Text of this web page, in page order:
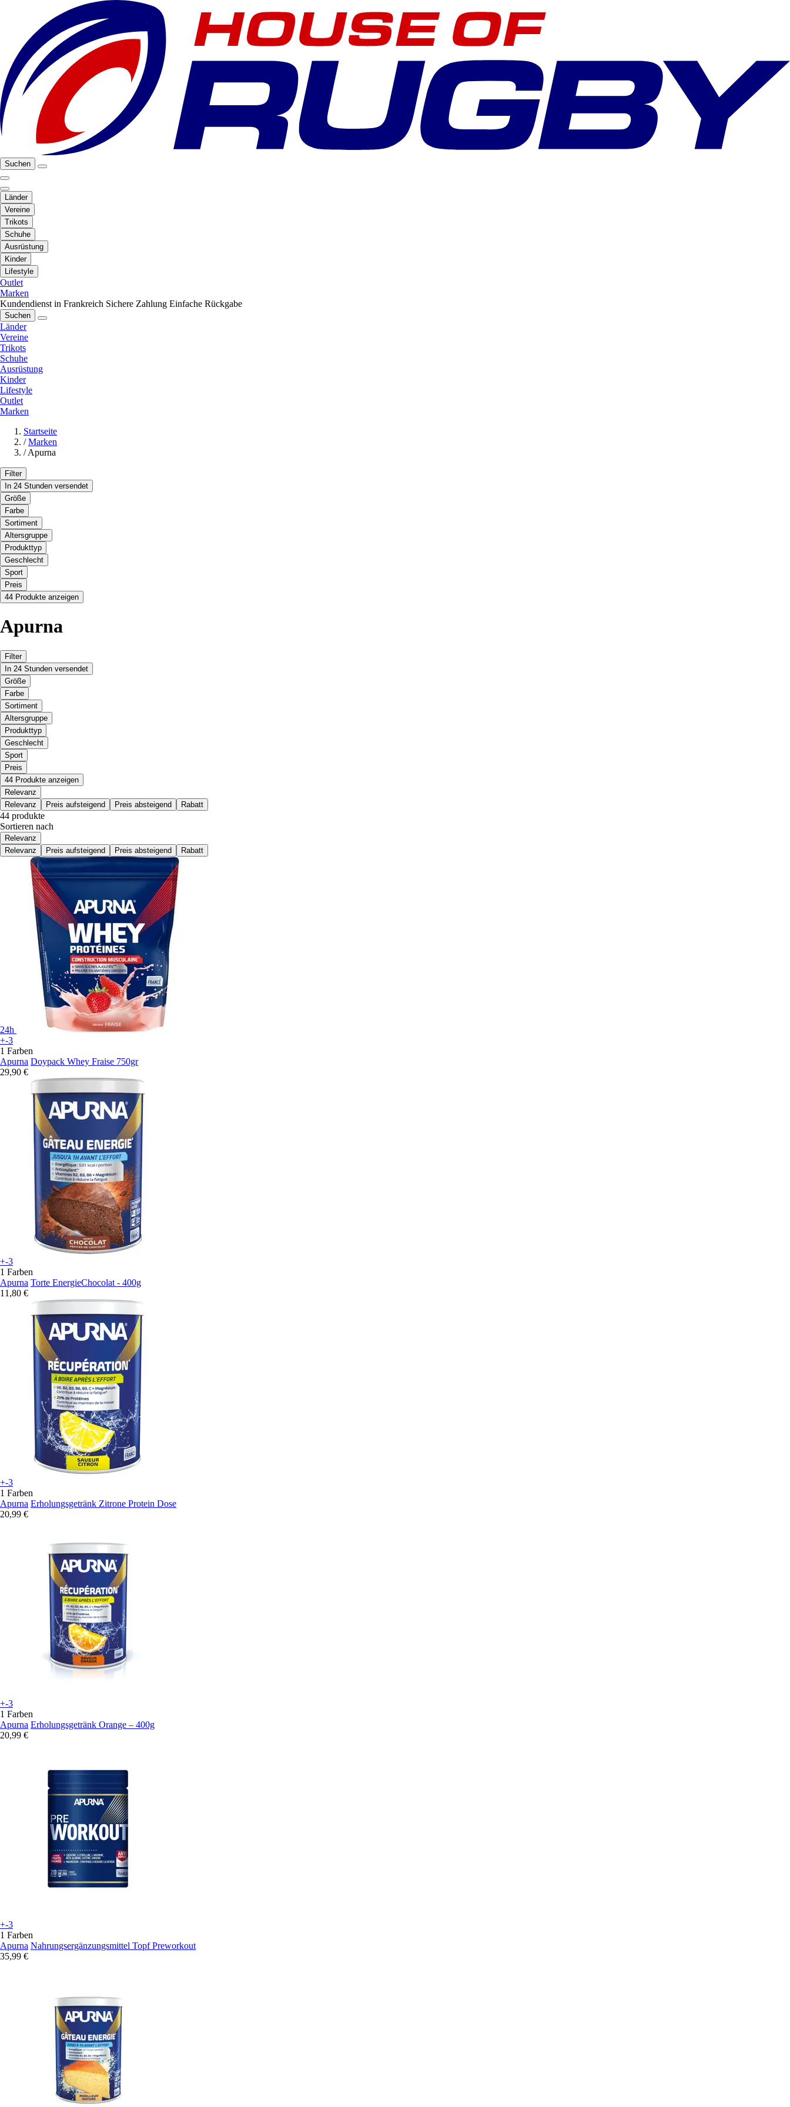
Suchen
Länder
Vereine
Trikots
Schuhe
Ausrüstung
Kinder
Lifestyle
Outlet
Marken
Kundendienst in Frankreich Sichere Zahlung Einfache Rückgabe
Suchen
Länder
Vereine
Trikots
Schuhe
Ausrüstung
Kinder
Lifestyle
Outlet
Marken
Startseite
/ Marken
/ Apurna
Filter
In 24 Stunden versendet
Größe
Farbe
Sortiment
Altersgruppe
Produkttyp
Geschlecht
Sport
Preis
44 Produkte anzeigen
Apurna
Filter
In 24 Stunden versendet
Größe
Farbe
Sortiment
Altersgruppe
Produkttyp
Geschlecht
Sport
Preis
44 Produkte anzeigen
Relevanz
Relevanz
Preis aufsteigend Preis absteigend Rabatt
44 produkte
Sortieren nach
Relevanz
Relevanz
Preis aufsteigend Preis absteigend Rabatt
24h
+-3
1 Farben
Apurna Doypack Whey Fraise 750gr
29,90 €
+-3
1 Farben
Apurna Torte EnergieChocolat - 400g
11,80 €
+-3
1 Farben
Apurna Erholungsgetränk Zitrone Protein Dose
20,99 €
+-3
1 Farben
Apurna Erholungsgetränk Orange – 400g
20,99 €
+-3
1 Farben
Apurna Nahrungsergänzungsmittel Topf Preworkout
35,99 €